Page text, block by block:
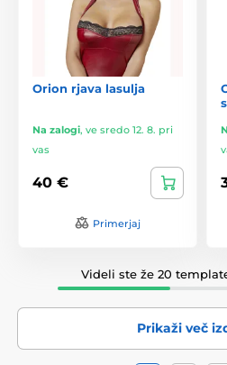
Orion rjava lasulja
Na zalogi, ve sredo 12. 8. pri
vas
40 €
Primerjaj
Videli ste že 20
Prikaži več